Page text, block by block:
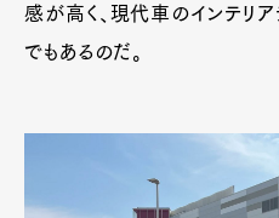
感が高く、現代車のインテリ
でもあるのだ。